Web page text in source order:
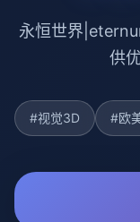
永恒世界
供
#视觉3D #欧